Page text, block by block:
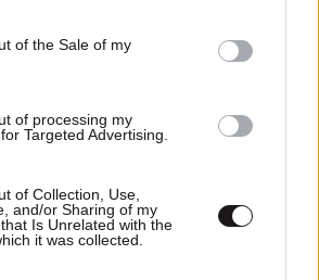
specified purposes in below Google
of the Sale of my
of processing my
Targeted Advertising.
of Collection, Use,
and/or Sharing of my
Is Unrelated with the
it was collected.